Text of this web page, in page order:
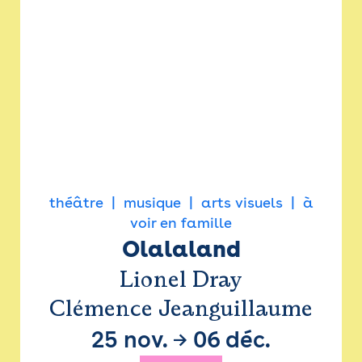
théâtre musique arts visuels
à
voir en famille
Olalaland
Lionel Dray
Clémence Jeanguillaume
25 nov. → 06 déc.